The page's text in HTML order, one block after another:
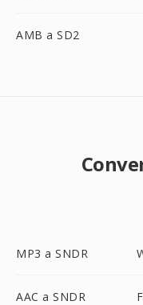
AMB a SD2
MP3 a SNDR
AAC a SNDR